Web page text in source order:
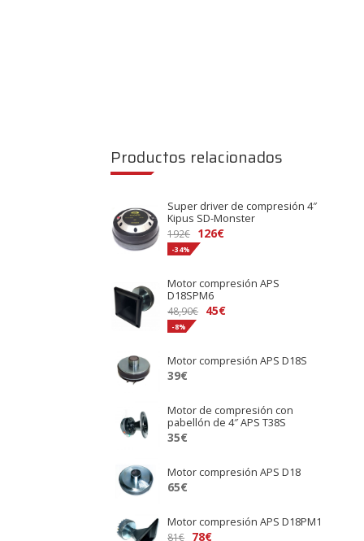
Productos relacionados
Super driver de compresión 4″
Kipus SD-Monster
192€
El
precio
era:
192€.
126€El
es:
126€.
-34%
Motor compresión APS
D18SPM6
48,90€
El
era:
45€El
es:
-8%
Motor compresión APS D18S
39€
Motor de compresión con
pabellón de 4″ APS T38S
35€
Motor compresión APS D18
65€
Motor compresión APS D18PM1
81€
El
78€El